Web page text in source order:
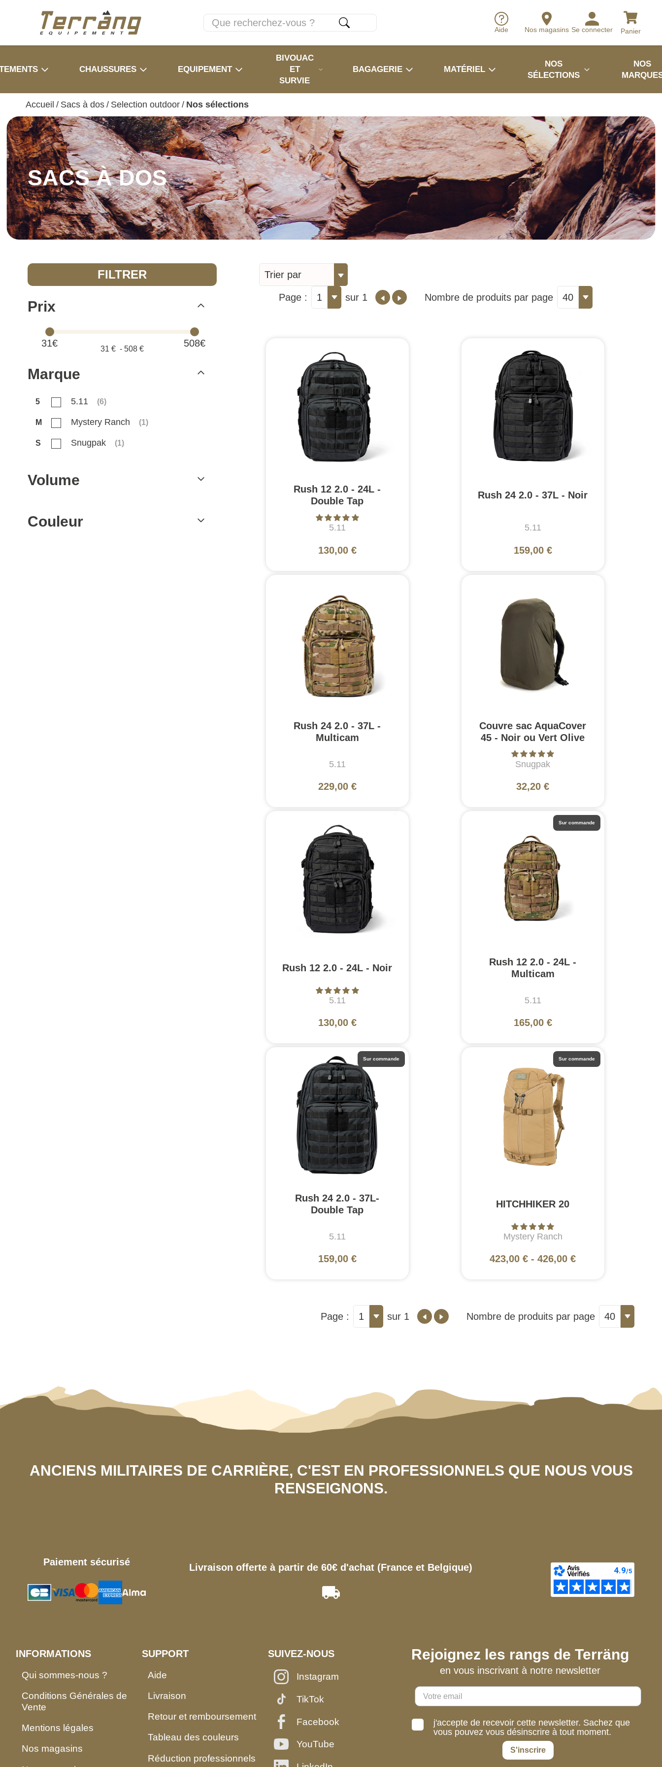
Aide Nos magasins Se connecter Panier
CHAUSSURES EQUIPEMENT
BIVOUAC
ET
SURVIE
BAGAGERIE MATÉRIEL
NOS
SÉLECTIONS
NOS
Accueil / Sacs à dos / Selection outdoor / Nos sélections
SACS À DOS
FILTRER
Prix
31€ 508€
31 € - 508 €
Marque
5 5.11 (6)
M Mystery Ranch (1)
S Snugpak (1)
Volume
Couleur
Trier par
Page : 1 sur 1 Nombre de produits par page 40
Rush 12 2.0 - 24L -
Double Tap
5.11
130,00 €
Rush 24 2.0 - 37L - Noir
5.11
159,00 €
Rush 24 2.0 - 37L -
Multicam
5.11
229,00 €
Couvre sac AquaCover
45 - Noir ou Vert Olive
Snugpak
32,20 €
Rush 12 2.0 - 24L - Noir
5.11
130,00 €
Rush 12 2.0 - 24L -
Multicam
5.11
165,00 €
Sur commande
Rush 24 2.0 - 37L-
Double Tap
5.11
159,00 €
Sur commande
HITCHHIKER 20
Mystery Ranch
423,00 € -426,00 €
Sur commande
Page : 1 sur 1 Nombre de produits par page 40
ANCIENS MILITAIRES DE CARRIÈRE, C'EST EN PROFESSIONNELS QUE NOUS VOUS
RENSEIGNONS.
Paiement sécurisé Livraison offerte à partir de 60€ d'achat (France et Belgique)
INFORMATIONS
Qui sommes-nous ?
Conditions Générales de
Vente
Mentions légales
Nos magasins
SUPPORT
Aide
Livraison
Retour et remboursement
Tableau des couleurs
Réduction professionnels
SUIVEZ-NOUS
Instagram
TikTok
Facebook
YouTube
Rejoignez les rangs de Terräng
en vous inscrivant à notre newsletter
j'accepte de recevoir cette newsletter. Sachez que
vous pouvez vous désinscrire à tout moment.
S'inscrire